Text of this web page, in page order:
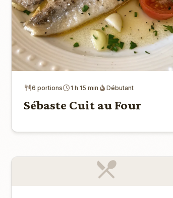
6 portions 1 h 15 min Débutant
Sébaste Cuit au Four